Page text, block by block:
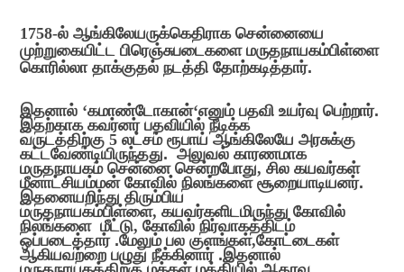
1758-ல் ஆங்கிலேயருக்கெதிராக சென்னையை
முற்றுகையிட்ட பிரெஞ்சுபடைகளை மருதநாயகம்பிள்ளை
கொரில்லா தாக்குதல் நடத்தி தோற்கடித்தார்.
இதனால் ‘கமாண்டோகான்‘எனும் பதவி உயர்வு பெற்றார்.
இதற்காக கவர்னர் பதவியில் நீடிக்க
வருடத்திற்கு5லட்சம் ரூபாய் ஆங்கிலேயே அரசுக்கு
கட்டவேண்டியிருந்தது. அலுவல் காரணமாக
மருதநாயகம் சென்னை சென்றபோது,சில கயவர்கள்
மீனாட்சியம்மன் கோவில் நிலங்களை சூறையாடியனர்.
இதனையறிந்து திரும்பிய
மருதநாயகம்பிள்ளை,கயவர்களிடமிருந்து கோவில்
நிலங்களை மீட்டு,கோவில் நிர்வாகத்திடம்
ஒப்படைத்தார் .மேலும் பல குளங்கள்,கோட்டைகள்
ஆகியவற்றை பழுது நீக்கினார் .இதனால்